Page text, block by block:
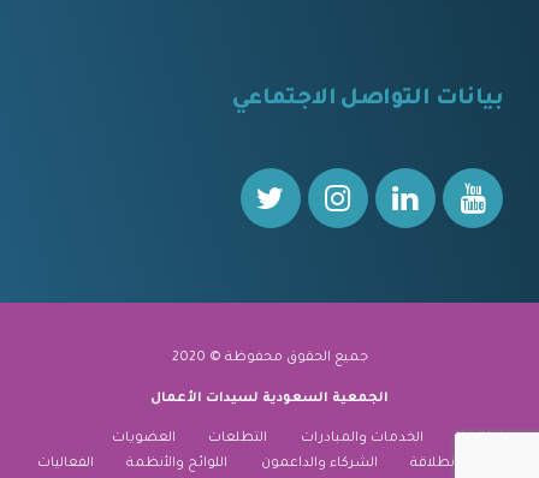
بيانات التواصل الاجتماعي
جميع الحقوق محفوظة © 2020
الجمعية السعودية لسيدات الأعمال
نبذة عنا الخدمات والمبادرات التطلعات
العضويات
منارة الانطلاقة
الشركاء والداعمون اللوائح والأنظمة الفعاليات